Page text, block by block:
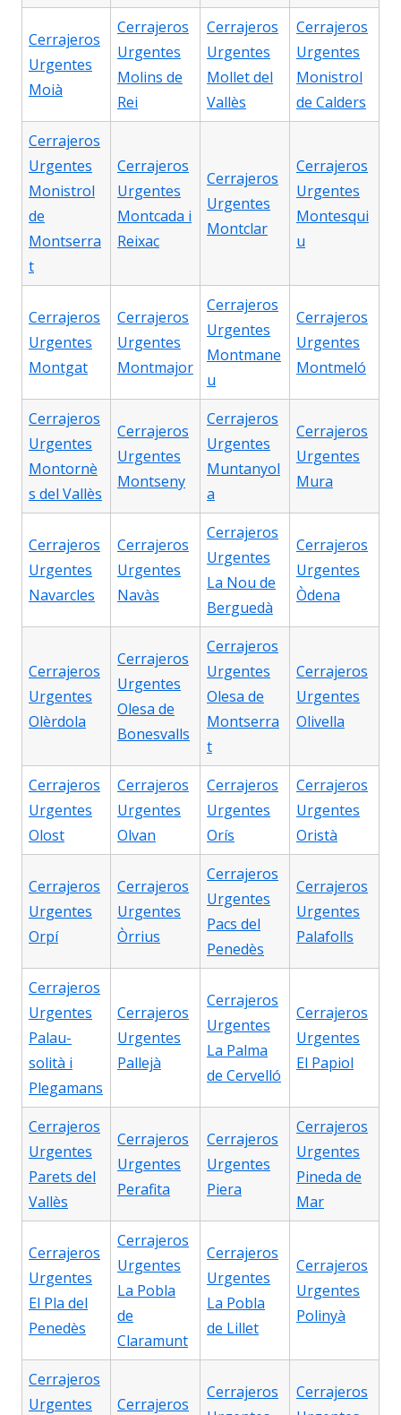
Cerrajeros
Urgentes
Moià
Cerrajeros
Urgentes
Molins de
Rei
Cerrajeros
Urgentes
Mollet del
Vallès
Cerrajeros
Urgentes
Monistrol
de Calders
Cerrajeros
Urgentes
Monistrol
de
Montserra
t
Cerrajeros
Urgentes
Montcada i
Reixac
Cerrajeros
Urgentes
Montclar
Cerrajeros
Urgentes
Montesqui
u
Cerrajeros
Urgentes
Montgat
Cerrajeros
Urgentes
Montmajor
Cerrajeros
Urgentes
Montmane
u
Cerrajeros
Urgentes
Montmeló
Cerrajeros
Urgentes
Montornè
s del Vallès
Cerrajeros
Urgentes
Montseny
Cerrajeros
Urgentes
Muntanyol
a
Cerrajeros
Urgentes
Mura
Cerrajeros
Urgentes
Navarcles
Cerrajeros
Urgentes
Navàs
Cerrajeros
Urgentes
La Nou de
Berguedà
Cerrajeros
Urgentes
Òdena
Cerrajeros
Urgentes
Olèrdola
Cerrajeros
Urgentes
Olesa de
Bonesvalls
Cerrajeros
Urgentes
Olesa de
Montserra
t
Cerrajeros
Urgentes
Olivella
Cerrajeros
Urgentes
Olost
Cerrajeros
Urgentes
Olvan
Cerrajeros
Urgentes
Orís
Cerrajeros
Urgentes
Oristà
Cerrajeros
Urgentes
Orpí
Cerrajeros
Urgentes
Òrrius
Cerrajeros
Urgentes
Pacs del
Penedès
Cerrajeros
Urgentes
Palafolls
Cerrajeros
Urgentes
Palau-
solità i
Plegamans
Cerrajeros
Urgentes
Pallejà
Cerrajeros
Urgentes
La Palma
de Cervelló
Cerrajeros
Urgentes
El Papiol
Cerrajeros
Urgentes
Parets del
Vallès
Cerrajeros
Urgentes
Perafita
Cerrajeros
Urgentes
Piera
Cerrajeros
Urgentes
Pineda de
Mar
Cerrajeros
Urgentes
El Pla del
Penedès
Cerrajeros
Urgentes
La Pobla
de
Claramunt
Cerrajeros
Urgentes
La Pobla
de Lillet
Cerrajeros
Urgentes
Polinyà
Cerrajeros
Urgentes
Cerrajeros
Cerrajeros
Cerrajeros